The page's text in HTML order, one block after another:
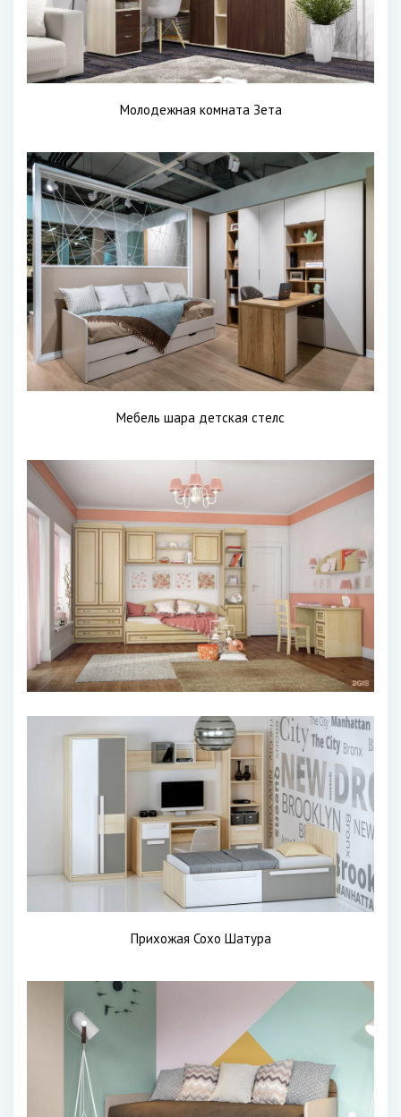
Молодежная комната Зета
Мебель шара детская стелс
Прихожая Сохо Шатура